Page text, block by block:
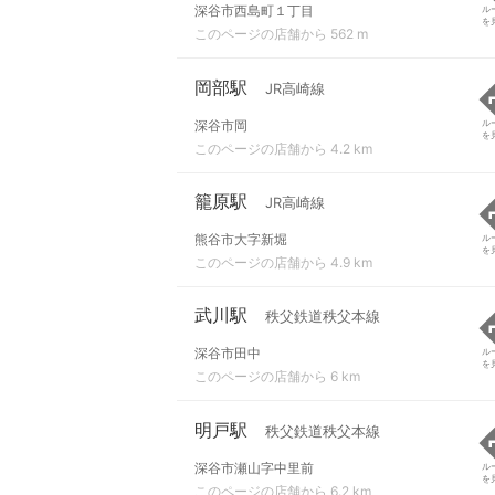
深谷市西島町１丁目
このページの店舗から 562 m
ル
を
岡部駅 JR高崎線
深谷市岡
このページの店舗から 4.2 km
ル
を
籠原駅 JR高崎線
熊谷市大字新堀
このページの店舗から 4.9 km
ル
を
武川駅 秩父鉄道秩父本線
深谷市田中
このページの店舗から 6 km
ル
を
明戸駅 秩父鉄道秩父本線
深谷市瀬山字中里前
このページの店舗から 6.2 km
ル
を